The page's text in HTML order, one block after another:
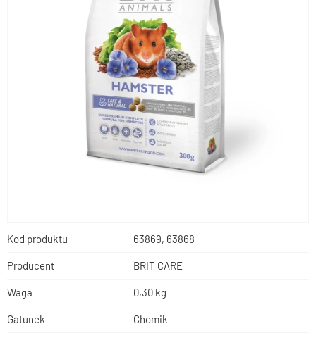
Kod produktu 63869, 63868
Producent BRIT CARE
Waga 0,30 kg
Gatunek Chomik